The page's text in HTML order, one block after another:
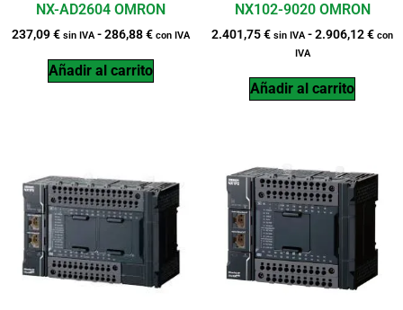
NX-AD2604 OMRON
237,09€ sin IVA-286,88€ con IVA
Añadir al carrito
NX102-9020 OMRON
2.401,75€ sin IVA-2.906,12€ con
IVA
Añadir al carrito